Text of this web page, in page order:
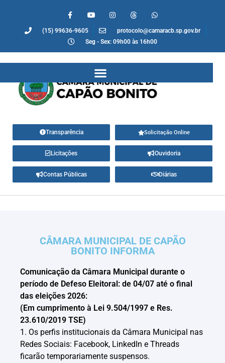
(15) 99636-9605
protocolo@camaracb.sp.gov.br
Seg - Sex: 09h00 às 16h00
Transparência Solicitação Online
Licitações Ouvidoria
Contas Públicas Diárias
CÂMARA MUNICIPAL DE CAPÃO
BONITO INFORMA
Comunicação da Câmara Municipal durante o
período de Defeso Eleitoral: de 04/07 até o final
das eleições 2026:
(Em cumprimento à Lei 9.504/1997 e Res.
23.610/2019 TSE)
1. Os perfis institucionais da Câmara Municipal nas
Redes Sociais: Facebook, LinkedIn e Threads
ficarão temporariamente suspensos.